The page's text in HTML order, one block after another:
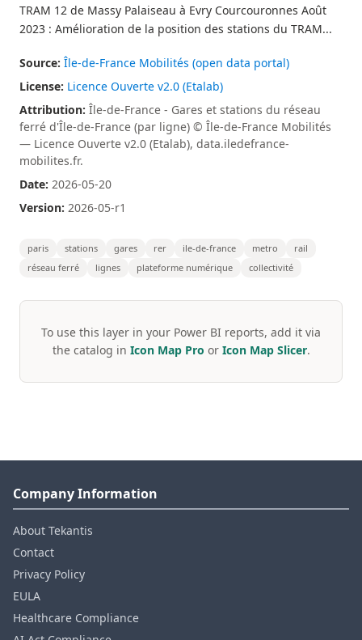
TRAM 12 de Massy Palaiseau à Evry Courcouronnes Août
2023 : Amélioration de la position des stations du TRAM...
Source: Île-de-France Mobilités (open data portal)
License: Licence Ouverte v2.0 (Etalab)
Attribution: Île-de-France - Gares et stations du réseau
ferré d'Île-de-France (par ligne) © Île-de-France Mobilités
— Licence Ouverte v2.0 (Etalab), data.iledefrance-
mobilites.fr.
Date: 2026-05-20
Version: 2026-05-r1
paris stations gares rer ile-de-france metro
rail
réseau ferré
lignes plateforme numérique collectivité
To use this layer in your Power BI reports, add it via
the catalog in Icon Map Pro or Icon Map Slicer.
Company Information
About Tekantis
Contact
Privacy Policy
EULA
Healthcare Compliance